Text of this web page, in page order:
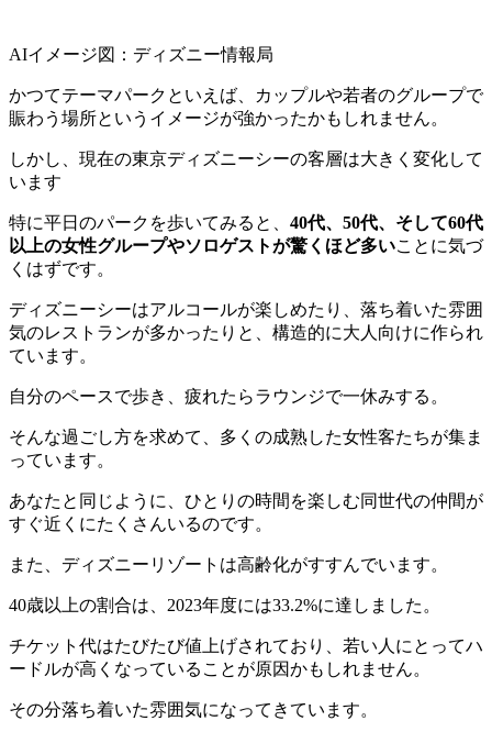
AIイメージ図：ディズニー情報局
かつてテーマパークといえば、カップルや若者のグループで
賑わう場所というイメージが強かったかもしれません。
しかし、現在の東京ディズニーシーの客層は大きく変化して
います
特に平日のパークを歩いてみると、 40代、50代、そして60代
以上の女性グループやソロゲストが驚くほど多いことに気づ
くはずです。
ディズニーシーはアルコールが楽しめたり、落ち着いた雰囲
気のレストランが多かったりと、構造的に大人向けに作られ
ています。
自分のペースで歩き、疲れたらラウンジで一休みする。
そんな過ごし方を求めて、多くの成熟した女性客たちが集ま
っています。
あなたと同じように、ひとりの時間を楽しむ同世代の仲間が
すぐ近くにたくさんいるのです。
また、ディズニーリゾートは高齢化がすすんでいます。
40歳以上の割合は、2023年度には33.2%に達しました。
チケット代はたびたび値上げされており、若い人にとってハ
ードルが高くなっていることが原因かもしれません。
その分落ち着いた雰囲気になってきています。